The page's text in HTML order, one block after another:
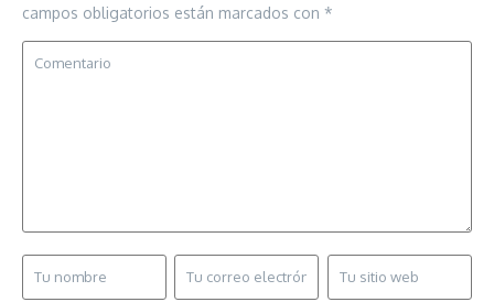
campos obligatorios están marcados con *